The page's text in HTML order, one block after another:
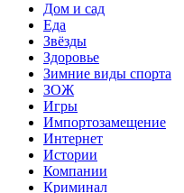
Дом и сад
Еда
Звёзды
Здоровье
Зимние виды спорта
ЗОЖ
Игры
Импортозамещение
Интернет
Истории
Компании
Криминал